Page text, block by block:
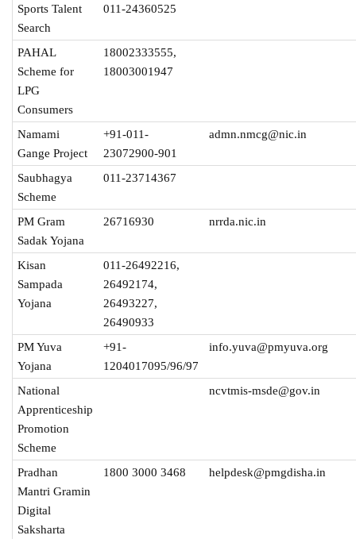
Sports Talent
Search
011-24360525
PAHAL
Scheme for
LPG
Consumers
18002333555,
18003001947
Namami
Gange Project
+91-011-
23072900-901
admn.nmcg@nic.in
Saubhagya
Scheme
011-23714367
PM Gram
Sadak Yojana
26716930 nrrda.nic.in
Kisan
Sampada
Yojana
011-26492216,
26492174,
26493227,
26490933
PM Yuva
Yojana
+91-
1204017095/96/97
info.yuva@pmyuva.org
National
Apprenticeship
Promotion
Scheme
ncvtmis-msde@gov.in
Pradhan
Mantri Gramin
Digital
Saksharta
1800 3000 3468 helpdesk@pmgdisha.in